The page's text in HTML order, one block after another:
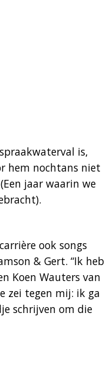
is,
hem nochtans niet
(Een jaar waarin we
ook songs
& Gert. “Ik heb
Koen Wauters van
zei tegen mij: ik ga
schrijven om die